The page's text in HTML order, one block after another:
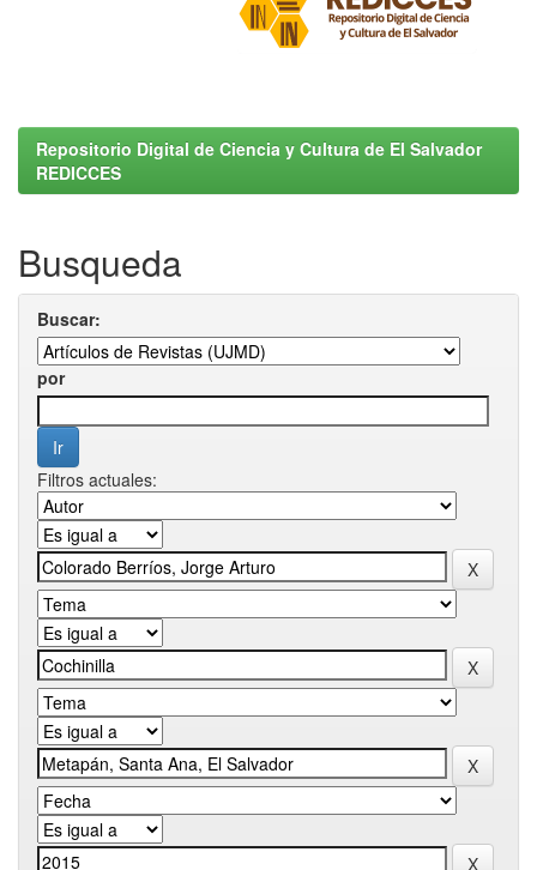
Repositorio Digital de Ciencia y Cultura de El Salvador
REDICCES
Busqueda
Buscar:
por
Filtros actuales: